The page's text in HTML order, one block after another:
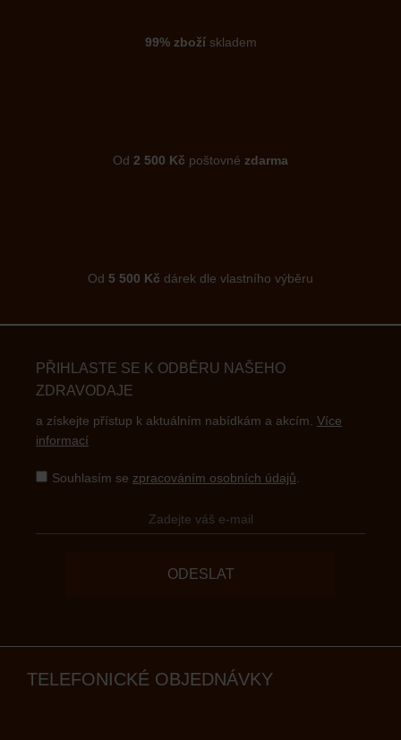
99% zbožískladem
Od 2 500 Kč poštovné zdarma
Od 5 500 Kč dárek dle vlastního výběru
PŘIHLASTE SE K ODBĚRU NAŠEHO
ZDRAVODAJE
a získejte přístup k aktuálním nabídkám a akcím. Více
informací
Souhlasím se zpracováním osobních údajů
ODESLAT
TELEFONICKÉ OBJEDNÁVKY